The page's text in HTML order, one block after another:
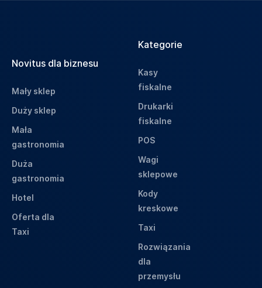
Novitus dla biznesu
Mały sklep
Duży sklep
Mała
gastronomia
Duża
gastronomia
Hotel
Oferta dla
Taxi
Kategorie
Kasy
fiskalne
Drukarki
fiskalne
POS
Wagi
sklepowe
Kody
kreskowe
Taxi
Rozwiązania
dla
przemysłu